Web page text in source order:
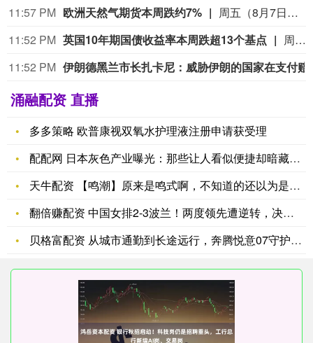
11:57 PM 欧洲天然气期货本周跌约7%
周五（8月7日）欧市尾盘，ICE英国天然气期货跌0.9%，报135.680便士/千卡，本周累计下跌5.96%。TTF基准荷兰天然气期货跌5.03%，报55.380欧元/兆瓦时，本周累跌6.88%，整体呈现出M形走势、绝大部分时间处于下跌状态。ICE欧盟碳排放交易许可（期货价格）涨1.82%，报82.85欧元/吨，本周累涨2.60%。
11:52 PM 英国10年期国债收益率本周跌超13个基点
周五（8月7日）欧市尾盘，英国10年期国债收益率跌2.3个基点，报4.915%，北京时间20:30发布美国非农就业报告时从4.94%附近跳水至接近4.9%的水平，本周累计下跌13.3个基点。两年期英债收益率跌2.2个基点，报4.276%，非农就业报告出炉时从4.3%附近跳水至4.25%附近，本周累跌12.5个基点。本周，30年期英债收益率累跌11.6个基点，50年期英债收益率累跌9.4个基点。2/10年期英债收益率利差累跌0.922个基点，报+63.880个基点。
11:52 PM
涌融配资 直播
多多策略 欧普康视双氧水护理液注册申请获受理
配配网 日本灰色产业曝光：那些让人看似便捷却暗藏风险的“地下
天牛配资 【鸣潮】原来是鸣式啊，不知道的还以为是被九次背叛的
翻倍赚配资 中国女排2-3波兰！两度领先遭逆转，决胜局用人成
贝格富配资 从城市通勤到长途远行，奔腾悦意07守护冬季每一程